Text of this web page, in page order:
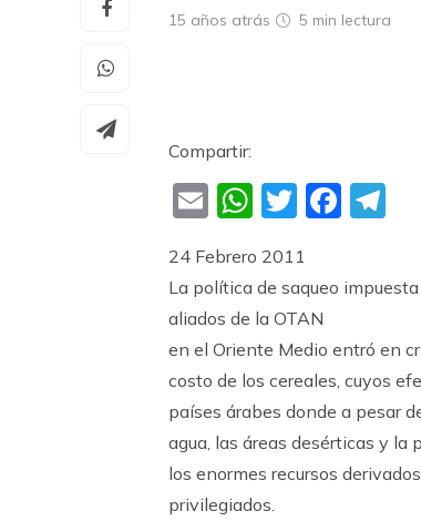
15 años atrás
5 min lectura
Compartir:
EmailWhatsApp
Twitter
24 Febrero 2011
La política de saqueo
aliados de la OTAN
en el Oriente Medio entró en
costo de los cereales, cuyos
países árabes donde a pesar
agua, las áreas desérticas y
los enormes recursos
privilegiados.